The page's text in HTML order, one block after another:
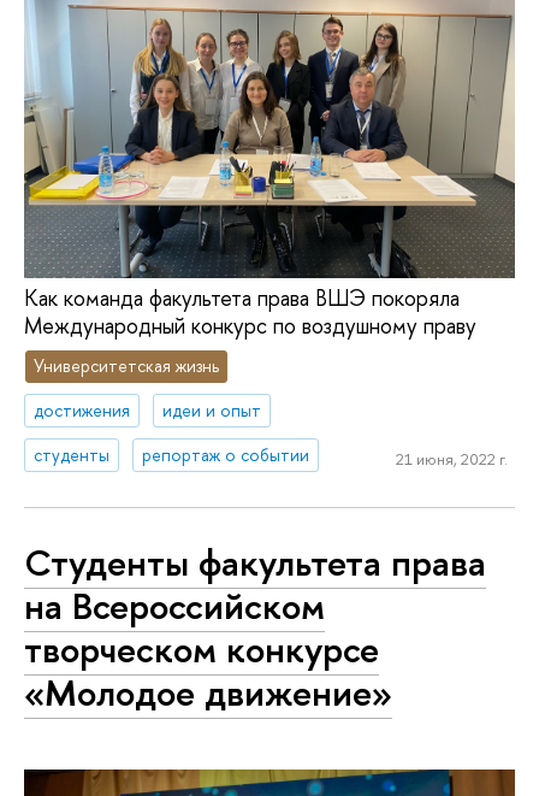
Как команда факультета права ВШЭ покоряла
Международный конкурс по воздушному праву
Университетская жизнь
достижения
идеи и опыт
студенты
репортаж о событии 21 июня, 2022 г.
Студенты факультета права
на Всероссийском
творческом конкурсе
«Молодое движение»